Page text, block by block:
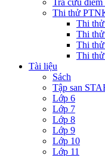
Tra cứu
Thi thử
Thi
Thi
Thi
Thi
Tài liệu
Sách
Tập san
Lớp 6
Lớp 7
Lớp 8
Lớp 9
Lớp 10
Lớp 11